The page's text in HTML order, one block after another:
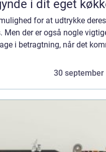
i dit eget
for at udtrykke deres
der er også nogle
i betragtning, når det
30 september